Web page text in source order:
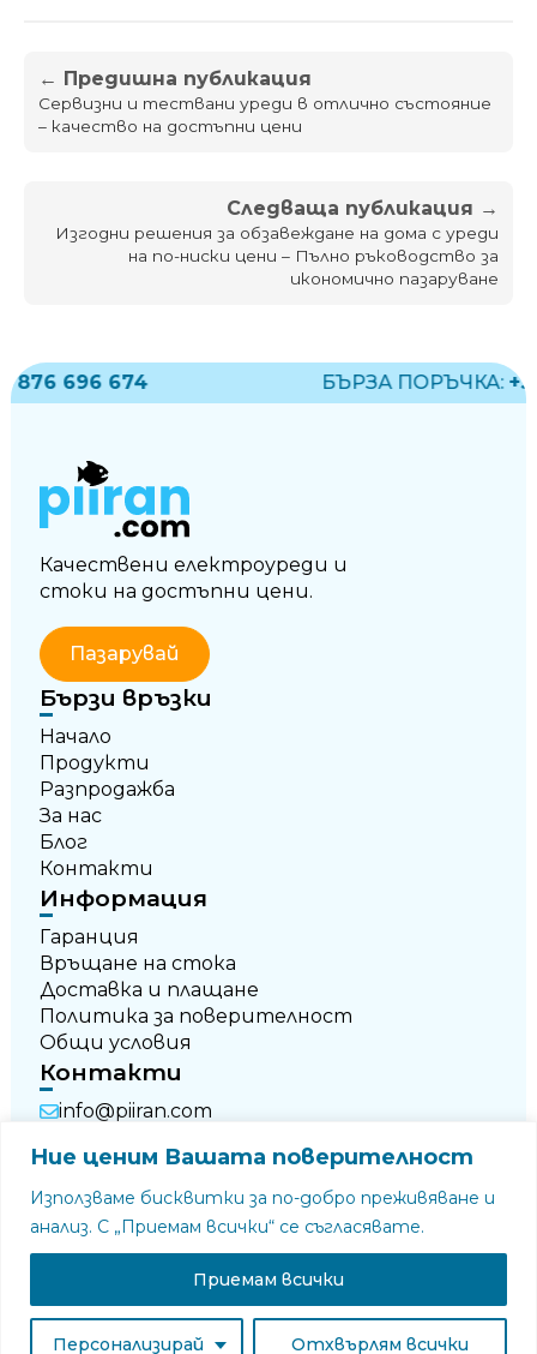
Ние ценим Вашата поверителност
Използваме бисквитки за по-добро преживяване и
анализ. С „Приемам всички“ се съгласявате.
Персонализирай Отхвърлям всички
Приемам всички
← Предишна публикация
Сервизни и тествани уреди в отлично състояние
– качество на достъпни цени
Следваща публикация →
Изгодни решения за обзавеждане на дома с уреди
на по-ниски цени – Пълно ръководство за
икономично пазаруване
696 674 БЪРЗА ПОРЪЧКА:+359
Качествени електроуреди и
стоки на достъпни цени.
Пазарувай
Бързи връзки
Начало
Продукти
Разпродажба
За нас
Блог
Контакти
Информация
Гаранция
Връщане на стока
Доставка и плащане
Политика за поверителност
Общи условия
Контакти
info@piiran.com
+359 877 790 250
© Всички права запазени